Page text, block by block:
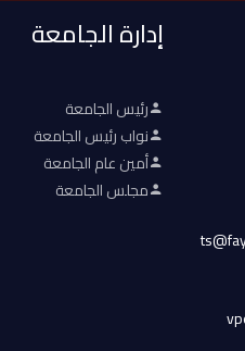
إدارة الجامعة
رئيس الجامعة
نواب رئيس الجامعة
أمين عام الجامعة
مجلس الجامعة